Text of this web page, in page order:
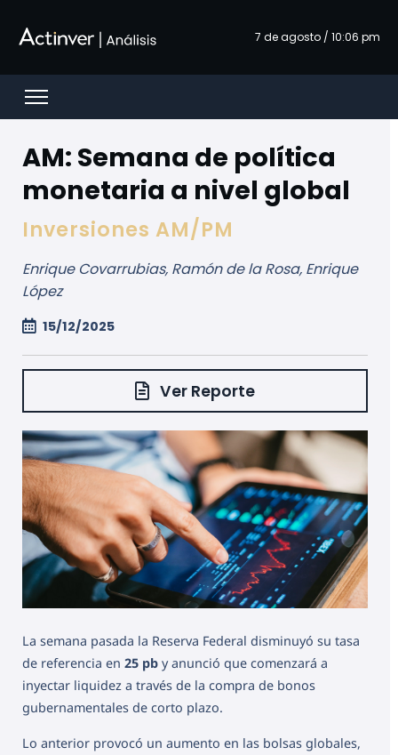
7 de agosto / 10:06 pm
Open menu
AM: Semana de política
monetaria a nivel global
Inversiones AM/PM
Enrique Covarrubias, Ramón de la Rosa, Enrique
López
15/12/2025
Ver Reporte
La semana pasada la Reserva Federal disminuyó su tasa
de referencia en 25 pb y anunció que comenzará a
inyectar liquidez a través de la compra de bonos
gubernamentales de corto plazo.
Lo anterior provocó un aumento en las bolsas globales,